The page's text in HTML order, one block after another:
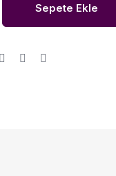
Sepete Ekle